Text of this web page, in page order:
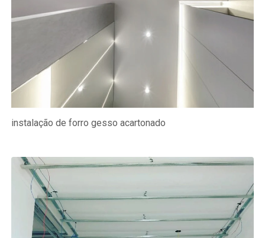
instalação de forro gesso acartonado